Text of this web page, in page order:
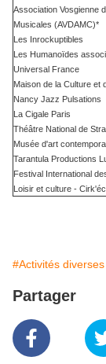
Association Vosgienne
Musicales (AVDAMC)*
Les Inrockuptibles
Les Humanoïdes
Universal France
Maison de la Culture et
Nancy Jazz Pulsations
La Cigale Paris
Théâtre National de
Musée d'art
Tarantula Productions
Festival International
Loisir et culture -
#Activités diverses
Partager